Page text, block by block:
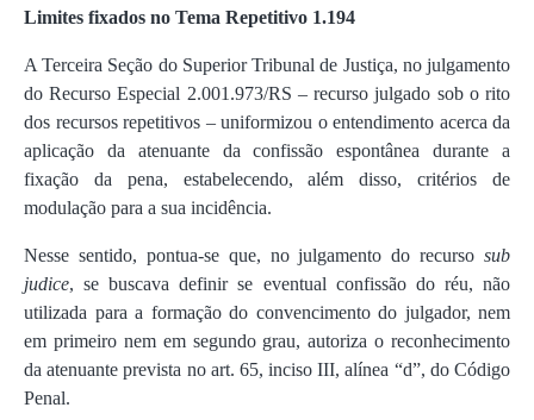
Limites fixados no Tema Repetitivo 1.194
A Terceira Seção do Superior Tribunal de Justiça, no julgamento
do Recurso Especial 2.001.973/RS – recurso julgado sob o rito
dos recursos repetitivos – uniformizou o entendimento acerca da
aplicação da atenuante da confissão espontânea durante a
fixação da pena, estabelecendo, além disso, critérios de
modulação para a sua incidência.
Nesse sentido, pontua-se que, no julgamento do recurso sub
judice, se buscava definir se eventual confissão do réu, não
utilizada para a formação do convencimento do julgador, nem
em primeiro nem em segundo grau, autoriza o reconhecimento
da atenuante prevista no art. 65, inciso III, alínea “d”, do Código
Penal.